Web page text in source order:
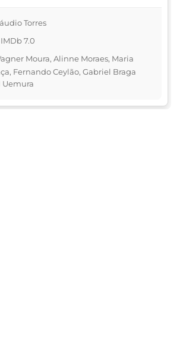
Torres
IMDb 7.0
Moura, Alinne Moraes, Maria
Fernando Ceylão, Gabriel Braga
Uemura